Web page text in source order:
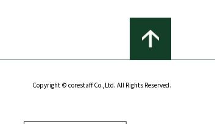
Copyright © corestaff Co.,Ltd. All Rights Reserved.